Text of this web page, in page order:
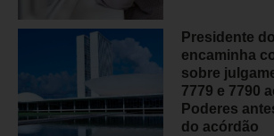
Presidente
encaminha
sobre
7779 e 7790
Poderes
do acórdão